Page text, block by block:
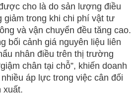
cho là do sản lượng điều
giảm trong khi chi phí vật tư
và vận chuyển đều tăng cao.
bối cảnh giá nguyên liệu liên
nhân điều trên thị trường
chân tại chỗ”, khiến doanh
áp lực trong việc cân đối
xuất.